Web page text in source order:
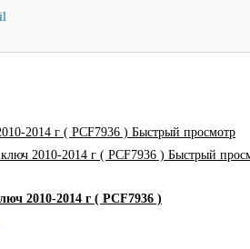
Быстрый просмотр
Быстрый
2010-2014 г ( PCF7936 )